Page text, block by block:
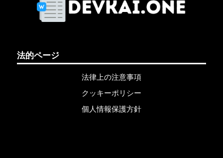
法的ページ
法律上の注意事項
クッキーポリシー
個人情報保護方針